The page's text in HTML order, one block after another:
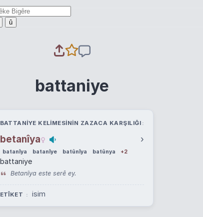
û
battaniye
BATTANIYE KELIMESININ ZAZACA KARŞILIĞI
betanîya ›
batanîya batanîye batûnîya batûnya +2
battaniye
Betanîya este serê ey.
ETÎKET isim